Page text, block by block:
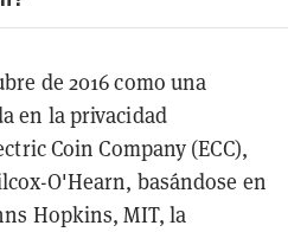
de 2016 como una
en la privacidad
Coin Company (ECC),
O'Hearn, basándose en
Hopkins, MIT, la